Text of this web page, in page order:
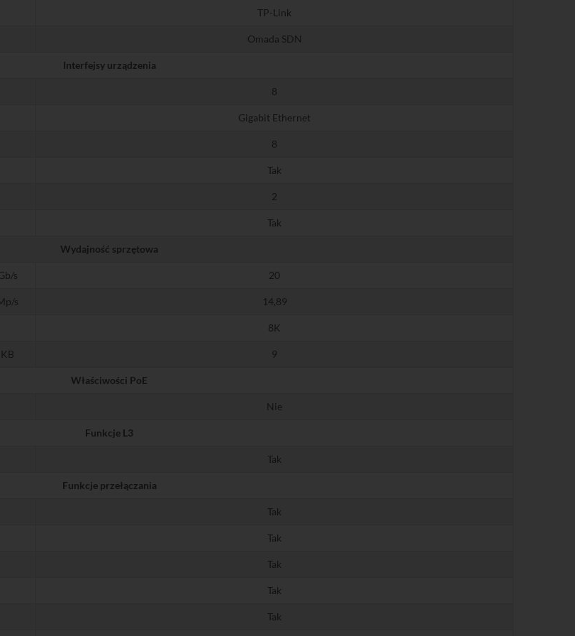
TP-Link
Omada SDN
Interfejsy urządzenia
8
Gigabit Ethernet
8
Tak
2
Tak
Wydajność sprzętowa
s 20
s 14,89
8K
KB 9
Właściwości PoE
Nie
Funkcje L3
Tak
Funkcje przełączania
Tak
Tak
Tak
Tak
Tak